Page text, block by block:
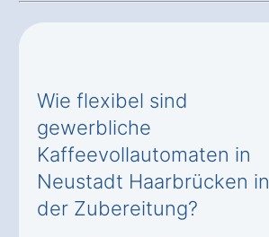
Wie flexibel sind
gewerbliche
Kaffeevollautomaten in
Neustadt Haarbrücken in
der Zubereitung?